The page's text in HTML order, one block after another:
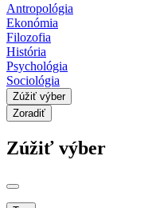
Antropológia
Ekonómia
Filozofia
História
Psychológia
Sociológia
Zúžiť výber
Zoradiť
Zúžiť výber